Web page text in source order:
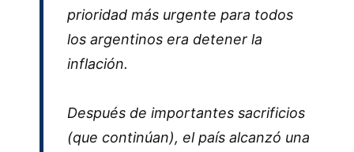
prioridad más urgente para todos
los argentinos era detener la
inflación.
Después de importantes sacrificios
(que continúan), el país alcanzó una